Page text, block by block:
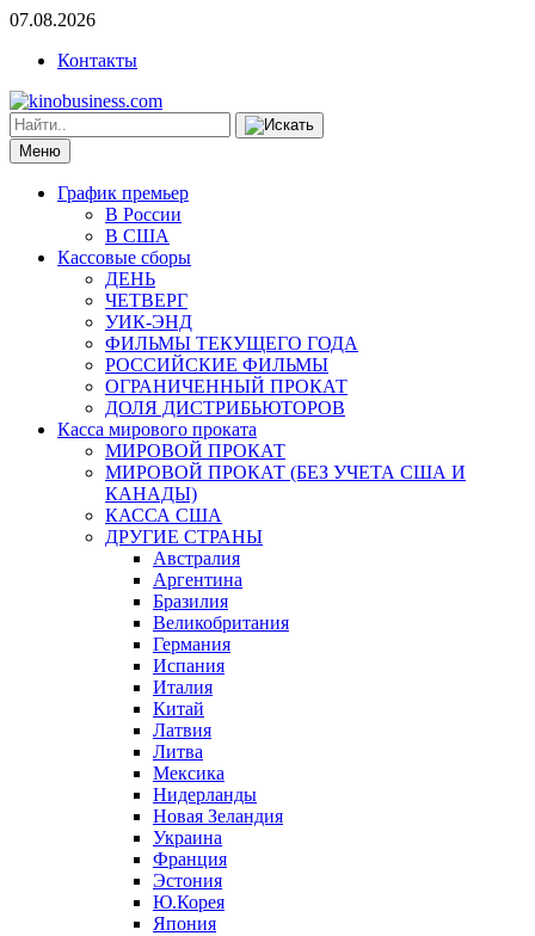
07.08.2026
Контакты
Меню
График премьер
В России
В США
Кассовые сборы
ДЕНЬ
ЧЕТВЕРГ
УИК-ЭНД
ФИЛЬМЫ ТЕКУЩЕГО ГОДА
РОССИЙСКИЕ ФИЛЬМЫ
ОГРАНИЧЕННЫЙ ПРОКАТ
ДОЛЯ ДИСТРИБЬЮТОРОВ
Касса мирового проката
МИРОВОЙ ПРОКАТ
МИРОВОЙ ПРОКАТ (БЕЗ УЧЕТА США И
КАНАДЫ)
КАССА США
ДРУГИЕ СТРАНЫ
Австралия
Аргентина
Бразилия
Великобритания
Германия
Испания
Италия
Китай
Латвия
Литва
Мексика
Нидерланды
Новая Зеландия
Украина
Франция
Эстония
Ю.Корея
Япония